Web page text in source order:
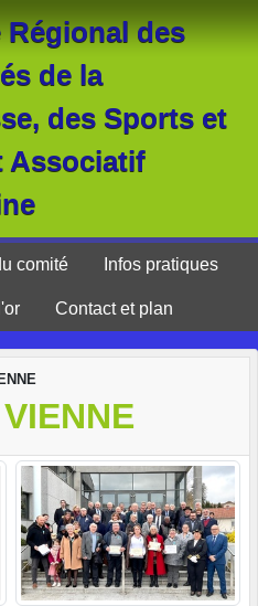
Régional des
de la
des Sports et
Associatif
comité Infos pratiques
Contact et plan